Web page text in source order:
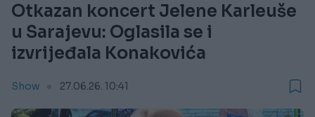
Otkazan koncert Jelene Karleuše
u Sarajevu: Oglasila se i
izvrijeđala Konakovića
Show 27.06.26. 10:41